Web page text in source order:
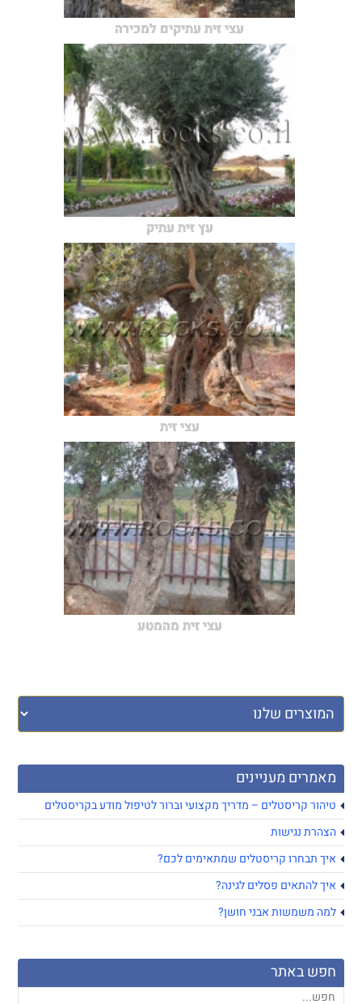
מאמרים מעניינים
טיהור קריסטלים – מדריך מקצועי וברור לטיפול מודע בקריסטלים
הצהרת נגישות
איך תבחרו קריסטלים שמתאימים לכם?
איך להתאים פסלים לגינה?
למה משמשות אבני חושן?
חפש באתר
עצי זית עתיקים למכירה
עץ זית עתיק
עצי זית
עצי זית מהמטע